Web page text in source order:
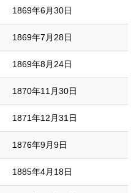
1869年6月30日
1869年7月28日
1869年8月24日
1870年11月30日
1871年12月31日
1876年9月9日
1885年4月18日